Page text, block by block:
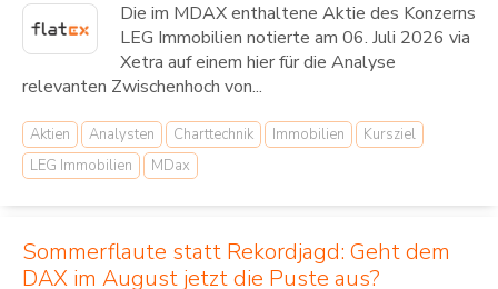
Die im MDAX enthaltene Aktie des Konzerns
LEG Immobilien notierte am 06. Juli 2026 via
Xetra auf einem hier für die Analyse
relevanten Zwischenhoch von...
Aktien Analysten Charttechnik Immobilien
Kursziel
LEG Immobilien
MDax
Sommerflaute statt Rekordjagd: Geht dem
DAX im August jetzt die Puste aus?